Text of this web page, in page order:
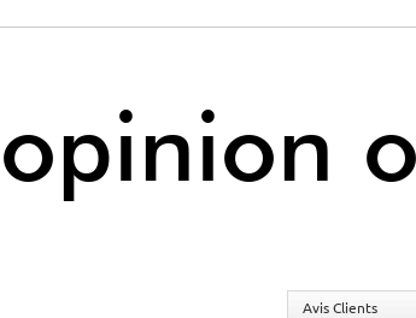
opinion
Avis Clients